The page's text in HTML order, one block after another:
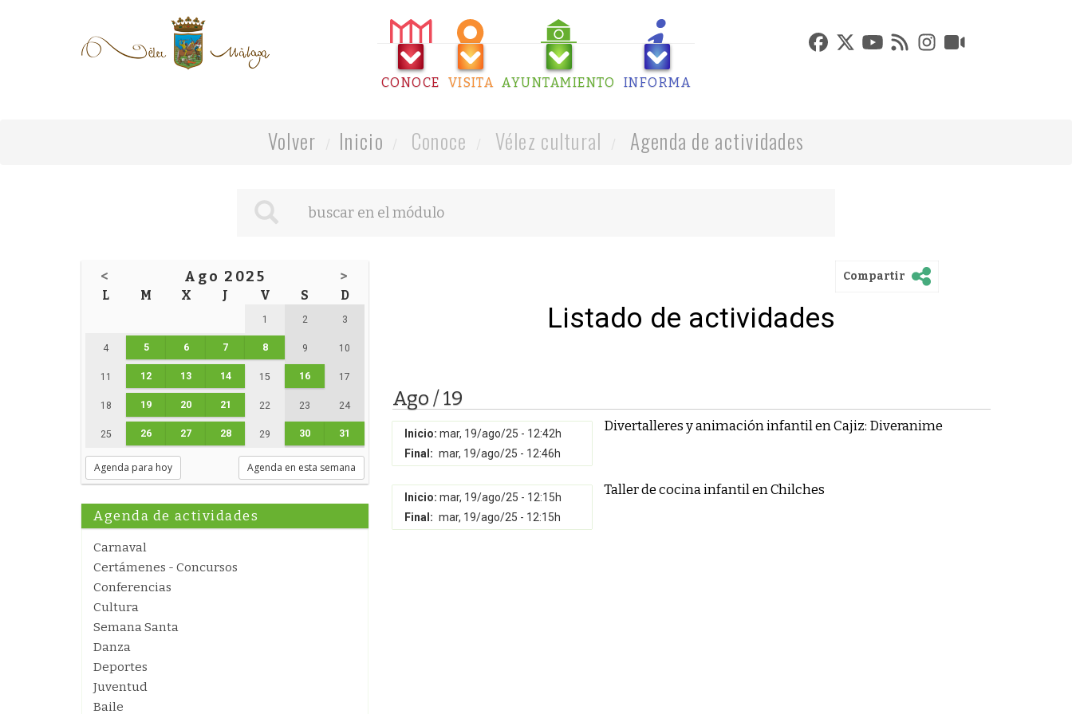
CONOCE VISITA AYUNTAMIENTO INFORMA
Volver Inicio Conoce Vélez cultural Agenda de actividades
< Ago 2025 >
L M X J V S D
1 2 3
4 5 6 7 8 9 10
11 12 13 14 15 16 17
18 19 20 21 22 23 24
25 26 27 28 29 30 31
Agenda para hoy Agenda en esta semana
Agenda de actividades
Carnaval
Certámenes - Concursos
Conferencias
Cultura
Semana Santa
Danza
Deportes
Juventud
Baile
Compartir
Listado de actividades
Ago / 19
Inicio: mar, 19/ago/25 - 12:42h
Final: mar, 19/ago/25 - 12:46h
Divertalleres y animación infantil en Cajiz: Diveranime
Inicio: mar, 19/ago/25 - 12:15h
Final: mar, 19/ago/25 - 12:15h
Taller de cocina infantil en Chilches